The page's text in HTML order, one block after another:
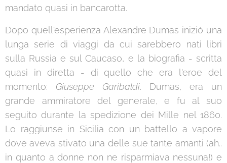
mandato quasi in bancarotta.
Dopo quell'esperienza Alexandre Dumas iniziò una
lunga serie di viaggi da cui sarebbero nati libri
sulla Russia e sul Caucaso, e la biografia - scritta
quasi in diretta - di quello che era l'eroe del
momento: Giuseppe Garibaldi. Dumas, era un
grande ammiratore del generale, e fu al suo
seguito durante la spedizione dei Mille nel 1860.
Lo raggiunse in Sicilia con un battello a vapore
dove aveva stivato una delle sue tante amanti (ah..
in quanto a donne non ne risparmiava nessuna!) e